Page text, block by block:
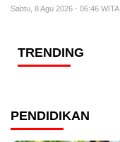
Sabtu, 8 Agu 2026 - 06:46 WITA
TRENDING
PENDIDIKAN